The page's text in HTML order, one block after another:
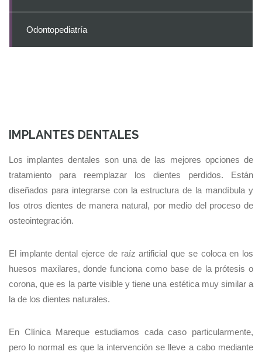
Odontopediatría
IMPLANTES DENTALES
Los implantes dentales son una de las mejores opciones de
tratamiento para reemplazar los dientes perdidos. Están
diseñados para integrarse con la estructura de la mandíbula y
los otros dientes de manera natural, por medio del proceso de
osteointegración.
El implante dental ejerce de raíz artificial que se coloca en los
huesos maxilares, donde funciona como base de la prótesis o
corona, que es la parte visible y tiene una estética muy similar a
la de los dientes naturales.
En Clínica Mareque estudiamos cada caso particularmente,
pero lo normal es que la intervención se lleve a cabo mediante